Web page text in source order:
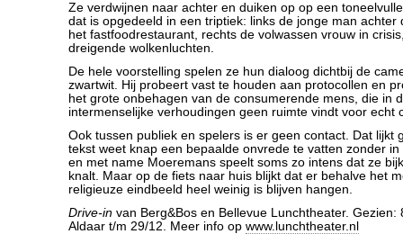
Ze verdwijnen naar achter en duiken op op een
dat is opgedeeld in een triptiek: links de jonge man achter
het fastfoodrestaurant, rechts de volwassen vrouw in
dreigende wolkenluchten.
De hele voorstelling spelen ze hun dialoog dichtbij de
zwartwit. Hij probeert vast te houden aan protocollen en
het grote onbehagen van de consumerende mens, die in
intermenselijke verhoudingen geen ruimte vindt voor echt
Ook tussen publiek en spelers is er geen contact. Dat lijkt
tekst weet knap een bepaalde onvrede te vatten zonder
en met name Moeremans speelt soms zo intens dat ze
knalt. Maar op de fiets naar huis blijkt dat er behalve het
religieuze eindbeeld heel weinig is blijven hangen.
Drive-in van Berg&Bos en Bellevue Lunchtheater. Gezien:
Aldaar t/m 29/12. Meer info op www.lunchtheater.nl